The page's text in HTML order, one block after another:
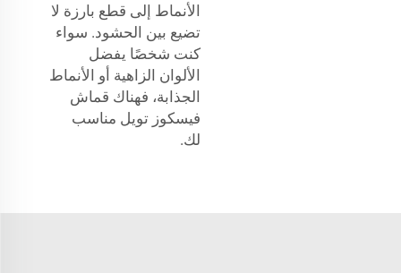
الأنماط إلى قطع بارزة لا
تضيع بين الحشود. سواء
كنت شخصًا يفضل
الألوان الزاهية أو الأنماط
الجذابة، فهناك قماش
فيسكوز تويل مناسب
لك.